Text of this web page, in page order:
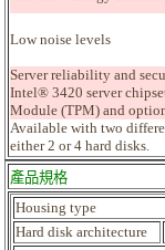
Low noise levels
Server reliability and
Intel® 3420 server
Module (TPM) and
Available with two
either 2 or 4 hard disks.
產品規格
Housing type
Hard disk architecture